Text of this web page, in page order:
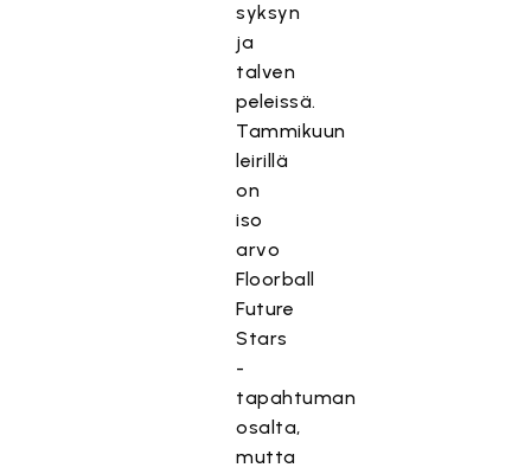
syksyn
ja
talven
peleissä.
Tammikuun
leirillä
on
iso
arvo
Floorball
Future
Stars
-
tapahtuman
osalta,
mutta